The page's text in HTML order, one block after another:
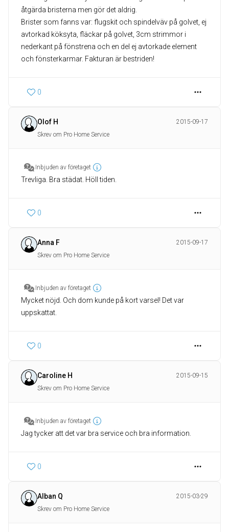
åtgärda bristerna men gör det aldrig.
Brister som fanns var: flugskit och spindelväv på golvet, ej
avtorkad köksyta, fläckar på golvet, 3cm strimmor i
nederkant på fönstrena och en del ej avtorkade element
och fönsterkarmar. Fakturan är bestriden!
0
Olof H
2015-09-17
Skrev om Pro Home Service
Inbjuden av företaget
Trevliga. Bra städat. Höll tiden.
0
Anna F
2015-09-17
Skrev om Pro Home Service
Inbjuden av företaget
Mycket nöjd. Och dom kunde på kort varsel! Det var
uppskattat.
0
Caroline H
2015-09-15
Skrev om Pro Home Service
Inbjuden av företaget
Jag tycker att det var bra service och bra information.
0
Alban Q
2015-03-29
Skrev om Pro Home Service